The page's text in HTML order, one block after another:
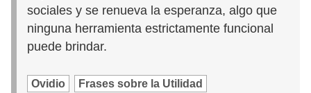
sociales y se renueva la esperanza, algo que
ninguna herramienta estrictamente funcional
puede brindar.
Ovidio Frases sobre la Utilidad